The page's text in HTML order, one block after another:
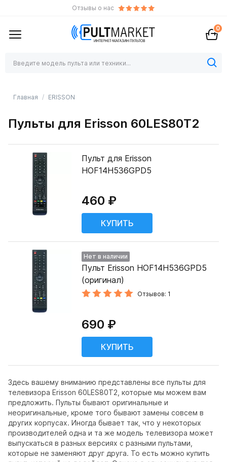
Отзывы о нас
0
Главная ERISSON
Пульты для Erisson 60LES80T2
Здесь вашему вниманию представлены все пульты для
телевизора Erisson 60LES80T2, которые мы можем вам
предложить. Пульты бывают оригинальные и
неоригинальные, кроме того бывают замены совсем в
других корпусах. Иногда бывает так, что у некоторых
производителей одна и та же модель телевизора может
выпускаться в разных версиях с разными пультами,
которые не заменяют друг друга. То есть можно купить
Пульт для Erisson
HOF14H536GPD5
460 ₽
Нет в наличии
Пульт Erisson HOF14H536GPD5
(оригинал)
Отзывов: 1
690 ₽